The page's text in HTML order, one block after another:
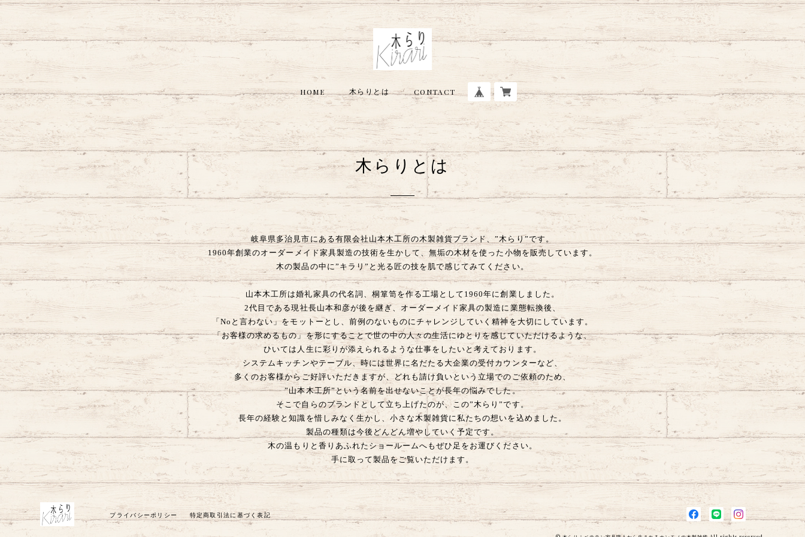
HOME 木らりとは CONTACT
木らりとは
岐阜県多治見市にある有限会社山本木工所の木製雑貨ブランド、”木らり”です。
1960年創業のオーダーメイド家具製造の技術を生かして、無垢の木材を使った小物を販売しています。
木の製品の中に”キラリ”と光る匠の技を肌で感じてみてください。
山本木工所は婚礼家具の代名詞、桐箪笥を作る工場として1960年に創業しました。
2代目である現社長山本和彦が後を継ぎ、オーダーメイド家具の製造に業態転換後、
「Noと言わない」をモットーとし、前例のないものにチャレンジしていく精神を大切にしています。
「お客様の求めるもの」を形にすることで世の中の人々の生活にゆとりを感じていただけるような、
ひいては人生に彩りが添えられるような仕事をしたいと考えております。
システムキッチンやテーブル、時には世界に名だたる大企業の受付カウンターなど、
多くのお客様からご好評いただきますが、どれも請け負いという立場でのご依頼のため、
”山本木工所”という名前を出せないことが長年の悩みでした。
そこで自らのブランドとして立ち上げたのが、この”木らり”です。
長年の経験と知識を惜しみなく生かし、小さな木製雑貨に私たちの想いを込めました。
製品の種類は今後どんどん増やしていく予定です。
木の温もりと香りあふれたショールームへもぜひ足をお運びください。
手に取って製品をご覧いただけます。
プライバシーポリシー 特定商取引法に基づく表記